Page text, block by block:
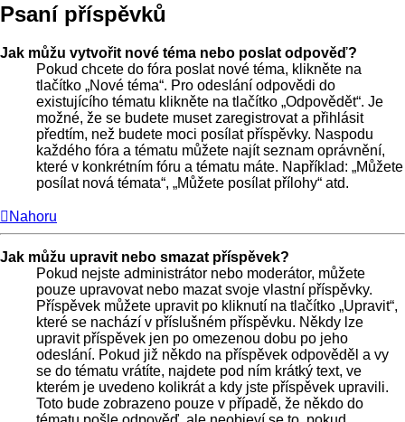
Psaní příspěvků
Jak můžu vytvořit nové téma nebo poslat odpověď?
Pokud chcete do fóra poslat nové téma, klikněte na
tlačítko „Nové téma“. Pro odeslání odpovědi do
existujícího tématu klikněte na tlačítko „Odpovědět“. Je
možné, že se budete muset zaregistrovat a přihlásit
předtím, než budete moci posílat příspěvky. Naspodu
každého fóra a tématu můžete najít seznam oprávnění,
které v konkrétním fóru a tématu máte. Například: „Můžete
posílat nová témata“, „Můžete posílat přílohy“ atd.
Nahoru
Jak můžu upravit nebo smazat příspěvek?
Pokud nejste administrátor nebo moderátor, můžete
pouze upravovat nebo mazat svoje vlastní příspěvky.
Příspěvek můžete upravit po kliknutí na tlačítko „Upravit“,
které se nachází v příslušném příspěvku. Někdy lze
upravit příspěvek jen po omezenou dobu po jeho
odeslání. Pokud již někdo na příspěvek odpověděl a vy
se do tématu vrátíte, najdete pod ním krátký text, ve
kterém je uvedeno kolikrát a kdy jste příspěvek upravili.
Toto bude zobrazeno pouze v případě, že někdo do